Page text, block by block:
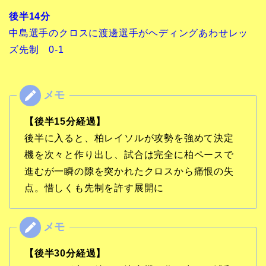
後半14分
中島選手のクロスに渡邊選手がヘディングあわせレッ
ズ先制 0-1
【後半15分経過】
後半に入ると、柏レイソルが攻勢を強めて決定
機を次々と作り出し、試合は完全に柏ペースで
進むが一瞬の隙を突かれたクロスから痛恨の失
点。惜しくも先制を許す展開に
【後半30分経過】